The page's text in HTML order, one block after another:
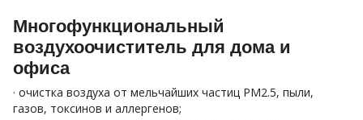
Многофункциональный
воздухоочиститель для дома и
офиса
· очистка воздуха от мельчайших частиц PM2.5, пыли,
газов, токсинов и аллергенов;